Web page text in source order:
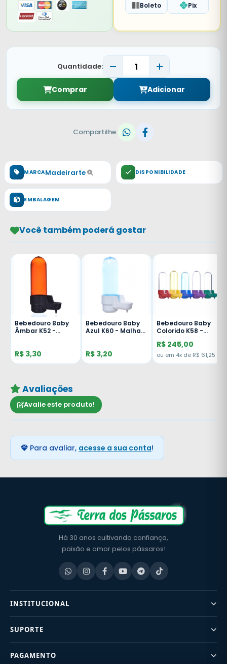
Boleto
Pix
Quantidade:
Comprar Adicionar
Compartilhe:
MARCAMadeirarte DISPONIBILIDADE
EMBALAGEM
Você também poderá gostar
Bebedouro Baby
Âmbar K52 -
R$ 3,30
Bebedouro Baby
Azul K60 - Malha
R$ 3,20
Bebedouro Baby
Colorido K58 -
Unidades
R$ 245,00
ou em 4x de R$ 61,25
Avaliações
Avalie este produto!
Para avaliar, acesse a sua conta!
Há 30 anos cultivando confiança,
paixão e amor pelos pássaros!
INSTITUCIONAL
SUPORTE
PAGAMENTO